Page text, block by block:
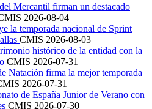
Mercantil firman un destacado
2026-08-04
la temporada nacional de Sprint
CMIS 2026-08-03
histórico de la entidad con la
CMIS 2026-07-31
Natación firma la mejor temporada
2026-07-31
de España Junior de Verano con
CMIS 2026-07-30